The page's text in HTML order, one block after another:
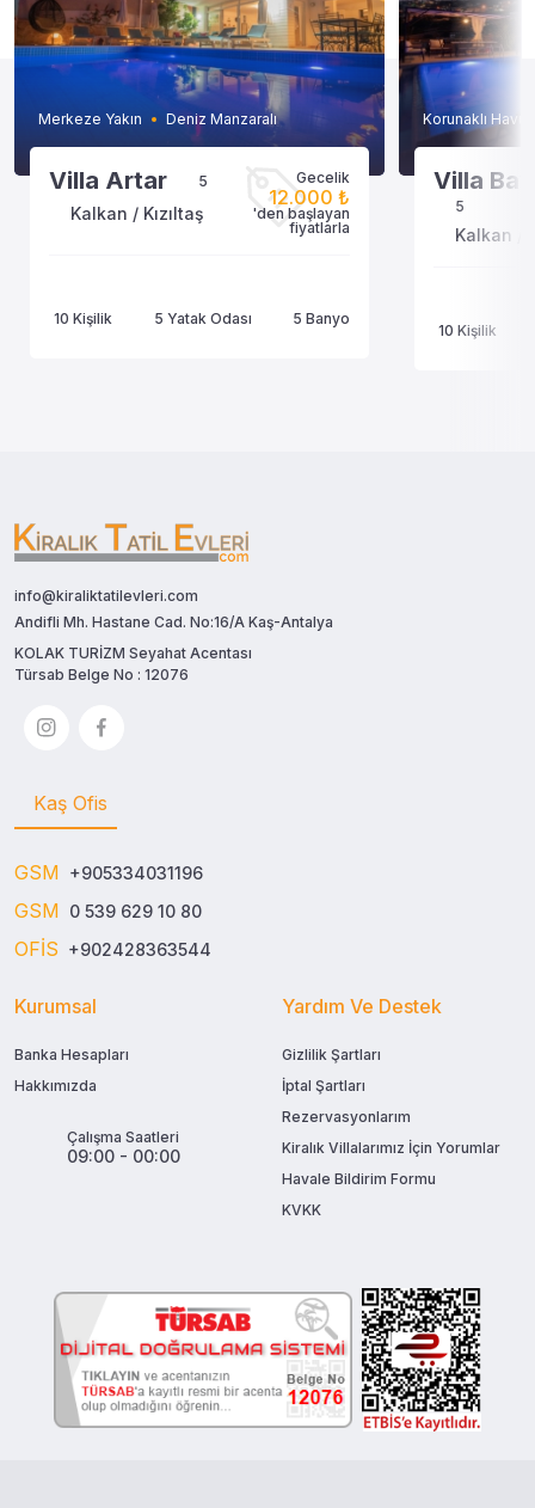
Merkeze Yakın Deniz Manzaralı
Villa Artar 5
Kalkan / Kızıltaş
Gecelik
12.000 ₺
'den başlayan
fiyatlarla
10 Kişilik 5 Yatak Odası 5 Banyo
Korunaklı Havuz
Villa
5
Kalkan /
10 Kişilik
Kurumsal
Banka Hesapları
Hakkımızda
Çalışma Saatleri
09:00 - 00:00
Yardım Ve Destek
Gizlilik Şartları
İptal Şartları
Rezervasyonlarım
Kiralık Villalarımız İçin Yorumlar
Havale Bildirim Formu
KVKK
info@kiraliktatilevleri.com
Andifli Mh. Hastane Cad. No:16/A Kaş-Antalya
KOLAK TURİZM Seyahat Acentası
Türsab Belge No : 12076
Kaş Ofis
+905334031196
GSM
0 539 629 10 80
GSM
+902428363544
OFİS